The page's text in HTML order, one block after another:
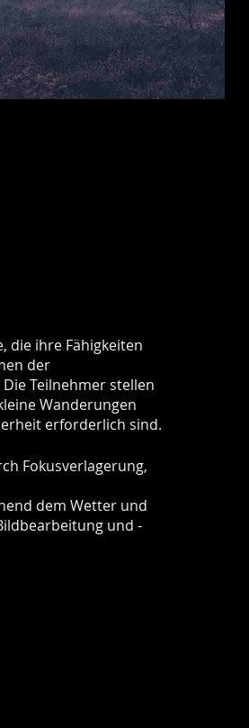
die ihre Fähigkeiten
der
Teilnehmer stellen
Wanderungen
erforderlich sind.
Fokusverlagerung,
dem Wetter und
und -
Wir können